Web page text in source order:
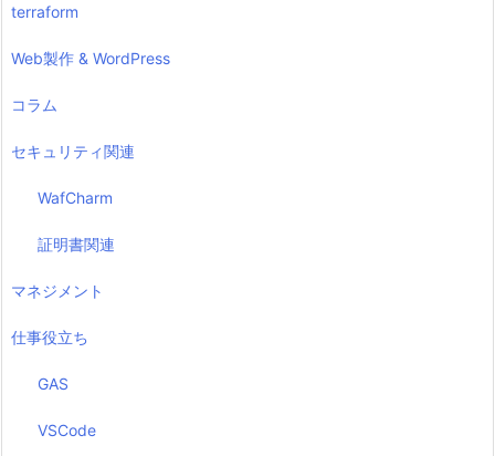
terraform
Web製作 & WordPress
コラム
セキュリティ関連
WafCharm
証明書関連
マネジメント
仕事役立ち
GAS
VSCode